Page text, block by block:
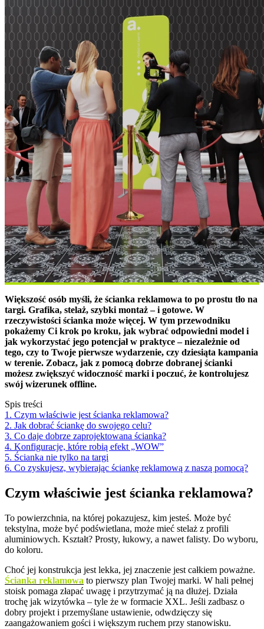
Większość osób myśli, że ścianka reklamowa to po prostu tło na
targi. Grafika, stelaż, szybki montaż – i gotowe. W
rzeczywistości ścianka może więcej. W tym przewodniku
pokażemy Ci krok po kroku, jak wybrać odpowiedni model i
jak wykorzystać jego potencjał w praktyce – niezależnie od
tego, czy to Twoje pierwsze wydarzenie, czy dziesiąta kampania
w terenie. Zobacz, jak z pomocą dobrze dobranej ścianki
możesz zwiększyć widoczność marki i poczuć, że kontrolujesz
swój wizerunek offline.
Spis treści
1. Czym właściwie jest ścianka reklamowa?
2. Jak dobrać ściankę do swojego celu?
3. Co daje dobrze zaprojektowana ścianka?
4. Konfiguracje, które robią efekt „WOW”
5. Ścianka nie tylko na targi
6. Co zyskujesz, wybierając ściankę reklamową z naszą pomocą?
Czym właściwie jest ścianka reklamowa?
To powierzchnia, na której pokazujesz, kim jesteś. Może być
tekstylna, może być podświetlana, może mieć stelaż z profili
aluminiowych. Kształt? Prosty, łukowy, a nawet falisty. Do wyboru,
do koloru.
Choć jej konstrukcja jest lekka, jej znaczenie jest całkiem poważne.
Ścianka reklamowa to pierwszy plan Twojej marki. W hali pełnej
stoisk pomaga złapać uwagę i przytrzymać ją na dłużej. Działa
trochę jak wizytówka – tyle że w formacie XXL. Jeśli zadbasz o
dobry projekt i przemyślane ustawienie, odwdzięczy się
zaangażowaniem gości i większym ruchem przy stanowisku.